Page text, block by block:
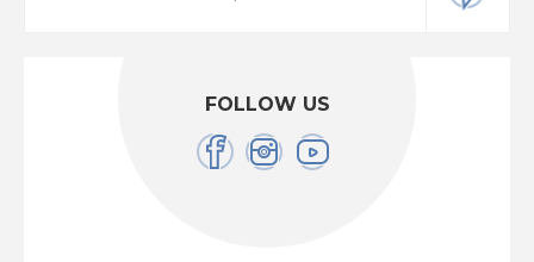
FOLLOW US